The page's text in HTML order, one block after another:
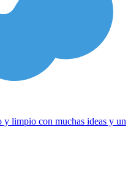
limpio con muchas ideas y un